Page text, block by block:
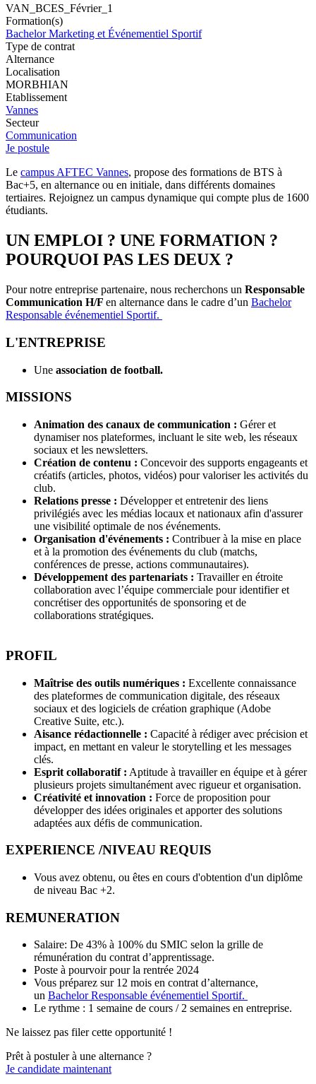
VAN_BCES_Février_1
Formation(s)
Bachelor Marketing et Événementiel Sportif
Type de contrat
Alternance
Localisation
MORBHIAN
Etablissement
Vannes
Secteur
Communication
Je postule
Le campus AFTEC Vannes, propose des formations de BTS à
Bac+5, en alternance ou en initiale, dans différents domaines
tertiaires. Rejoignez un campus dynamique qui compte plus de 1600
étudiants.
UN EMPLOI ? UNE FORMATION ?
POURQUOI PAS LES DEUX ?
Pour notre entreprise partenaire, nous recherchons un Responsable
Communication H/F en alternance dans le cadre d’un Bachelor
Responsable événementiel Sportif.
L'ENTREPRISE
Une association de football.
MISSIONS
Animation des canaux de communication : Gérer et
dynamiser nos plateformes, incluant le site web, les réseaux
sociaux et les newsletters.
Création de contenu : Concevoir des supports engageants et
créatifs (articles, photos, vidéos) pour valoriser les activités du
club.
Relations presse : Développer et entretenir des liens
privilégiés avec les médias locaux et nationaux afin d'assurer
une visibilité optimale de nos événements.
Organisation d'événements : Contribuer à la mise en place
et à la promotion des événements du club (matchs,
conférences de presse, actions communautaires).
Développement des partenariats : Travailler en étroite
collaboration avec l’équipe commerciale pour identifier et
concrétiser des opportunités de sponsoring et de
collaborations stratégiques.
PROFIL
Maîtrise des outils numériques : Excellente connaissance
des plateformes de communication digitale, des réseaux
sociaux et des logiciels de création graphique (Adobe
Creative Suite, etc.).
Aisance rédactionnelle : Capacité à rédiger avec précision et
impact, en mettant en valeur le storytelling et les messages
clés.
Esprit collaboratif : Aptitude à travailler en équipe et à gérer
plusieurs projets simultanément avec rigueur et organisation.
Créativité et innovation : Force de proposition pour
développer des idées originales et apporter des solutions
adaptées aux défis de communication.
EXPERIENCE /NIVEAU REQUIS
Vous avez obtenu, ou êtes en cours d'obtention d'un diplôme
de niveau Bac +2.
REMUNERATION
Salaire: De 43% à 100% du SMIC selon la grille de
rémunération du contrat d’apprentissage.
Poste à pourvoir pour la rentrée 2024
Vous préparez sur 12 mois en contrat d’alternance,
un Bachelor Responsable événementiel Sportif.
Le rythme : 1 semaine de cours / 2 semaines en entreprise.
Ne laissez pas filer cette opportunité !
Prêt à postuler à une alternance ?
Je candidate maintenant